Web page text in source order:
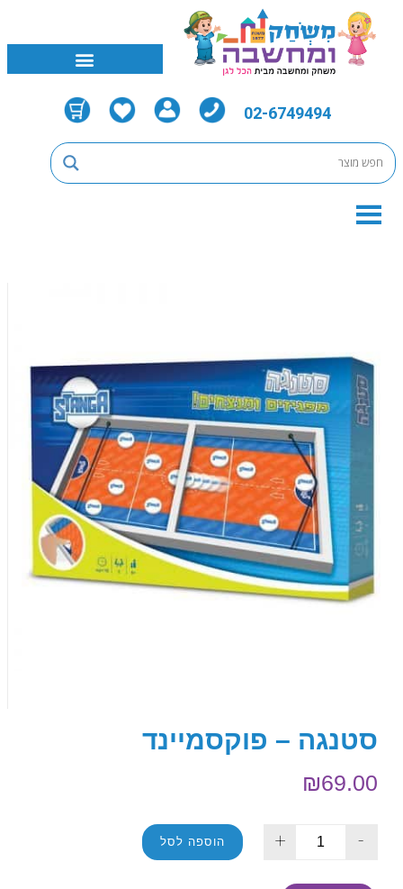
02-6749494
סטנגה – פוקסמיינד
₪69.00
-
+ הוספה לסל